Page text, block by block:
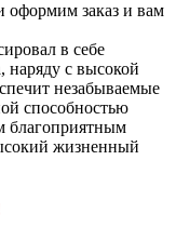
заказ и вам
в себе
наряду с высокой
незабываемые
способностью
жизненный